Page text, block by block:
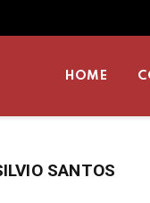
HOME
SANTOS